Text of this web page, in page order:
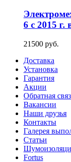
6 с 2015 г.
21500 руб.
Доставка
Установка
Гарантия
Акции
Обратная
Вакансии
Наши друзья
Контакты
Галерея
Статьи
Fortus